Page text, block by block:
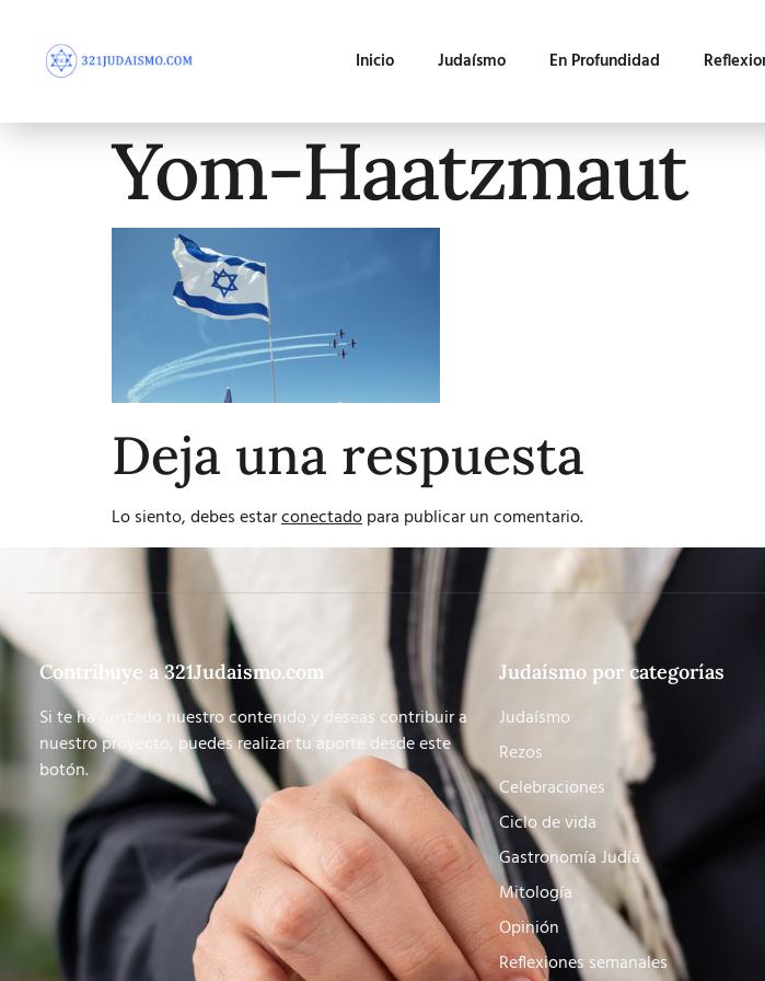
Inicio Judaísmo En Profundidad
Yom-Haatzmaut
Deja una respuesta
Lo siento, debes estarconectadopara publicar un comentario.
Contribuye a 321Judaismo.com
Si te ha gustado nuestro contenido y deseas contribuir a
nuestro proyecto, puedes realizar tu aporte desde este
botón.
Judaísmo por categorías
Judaísmo
Rezos
Celebraciones
Ciclo de vida
Gastronomía Judía
Mitología
Opinión
Reflexiones semanales